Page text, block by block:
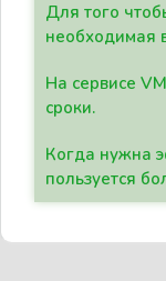
Для того
необходимая
На сервисе
сроки.
Когда нужна
пользуется